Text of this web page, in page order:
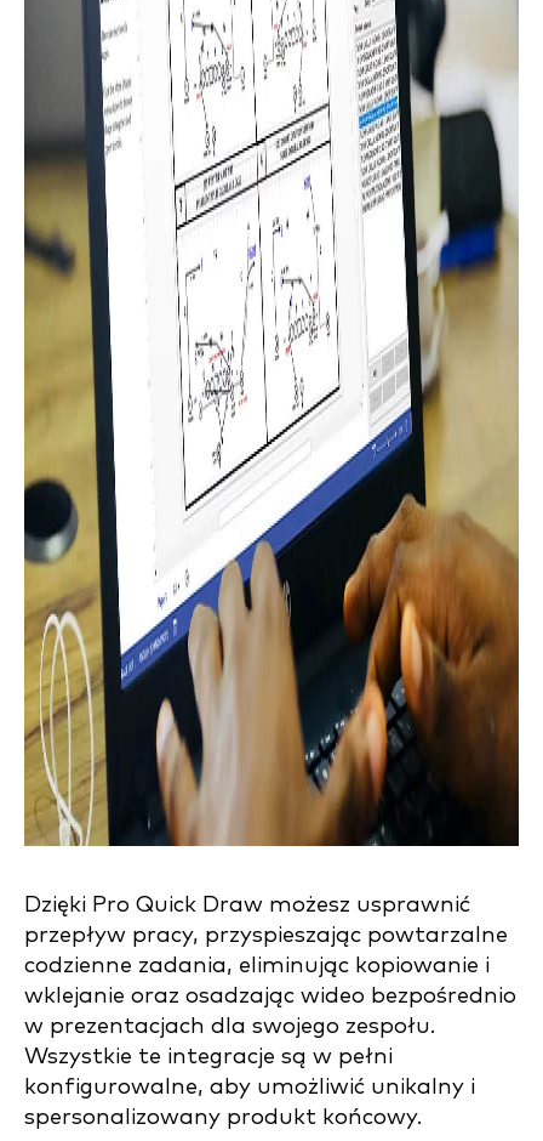
Dzięki Pro Quick Draw możesz usprawnić
przepływ pracy, przyspieszając powtarzalne
codzienne zadania, eliminując kopiowanie i
wklejanie oraz osadzając wideo bezpośrednio
w prezentacjach dla swojego zespołu.
Wszystkie te integracje są w pełni
konfigurowalne, aby umożliwić unikalny i
spersonalizowany produkt końcowy.